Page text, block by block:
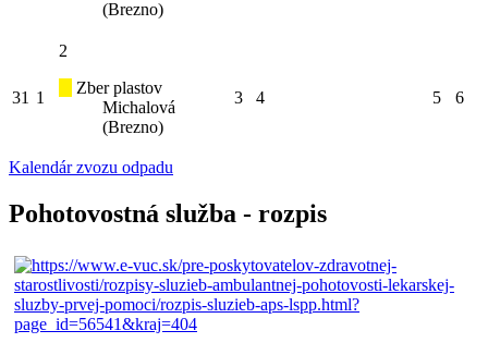
(Brezno)
31 1
2
Zber plastov
Michalová
(Brezno)
3 4 5 6
Kalendár zvozu odpadu
Pohotovostná služba - rozpis